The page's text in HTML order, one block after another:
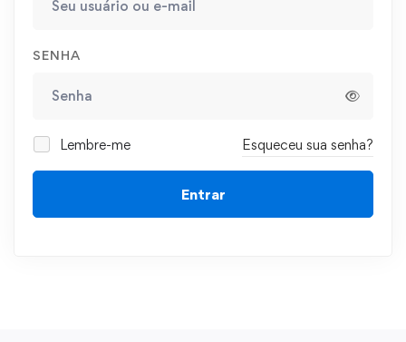
SENHA
Lembre-me Esqueceu sua senha?
Entrar